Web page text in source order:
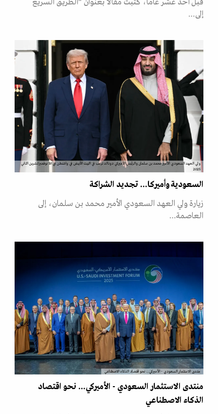
إلى…
ولي العهد السعودي الأمير محمد بن سلمان والرئيس الأميركي دونالد ترمب في البيت الأبيض في واشنطن في 18 نوفمبر/تشرين الثاني
2025
السعودية وأميركا... تجديد الشراكة
زيارة ولي العهد السعودي الأمير محمد بن سلمان، إلى
العاصمة…
منتدى الاستثمار السعودي - الأميركي... نحو اقتصاد الذكاء الاصطناعي
منتدى الاستثمار السعودي - الأميركي... نحو اقتصاد
الذكاء الاصطناعي